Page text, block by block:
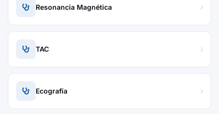
Resonancia Magnética
TAC
Ecografía